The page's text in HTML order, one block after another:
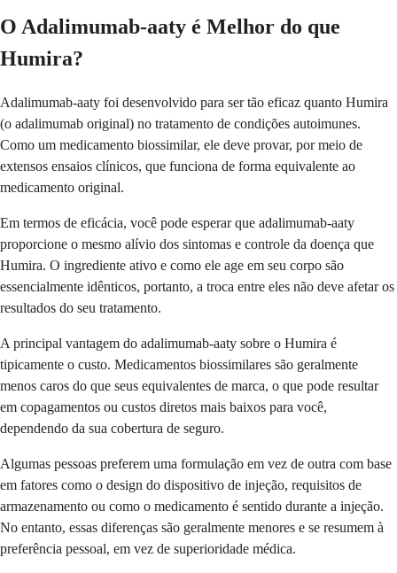
O Adalimumab-aaty é Melhor do que
Humira?
Adalimumab-aaty foi desenvolvido para ser tão eficaz quanto Humira
(o adalimumab original) no tratamento de condições autoimunes.
Como um medicamento biossimilar, ele deve provar, por meio de
extensos ensaios clínicos, que funciona de forma equivalente ao
medicamento original.
Em termos de eficácia, você pode esperar que adalimumab-aaty
proporcione o mesmo alívio dos sintomas e controle da doença que
Humira. O ingrediente ativo e como ele age em seu corpo são
essencialmente idênticos, portanto, a troca entre eles não deve afetar os
resultados do seu tratamento.
A principal vantagem do adalimumab-aaty sobre o Humira é
tipicamente o custo. Medicamentos biossimilares são geralmente
menos caros do que seus equivalentes de marca, o que pode resultar
em copagamentos ou custos diretos mais baixos para você,
dependendo da sua cobertura de seguro.
Algumas pessoas preferem uma formulação em vez de outra com base
em fatores como o design do dispositivo de injeção, requisitos de
armazenamento ou como o medicamento é sentido durante a injeção.
No entanto, essas diferenças são geralmente menores e se resumem à
preferência pessoal, em vez de superioridade médica.